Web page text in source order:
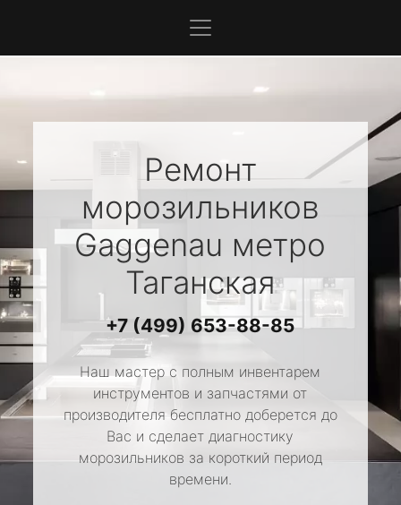
Ремонт
морозильников
Gaggenau метро
Таганская
+7 (499) 653-88-85
Наш мастер с полным инвентарем
инструментов и запчастями от
производителя бесплатно доберется до
Вас и сделает диагностику
морозильников за короткий период
времени.